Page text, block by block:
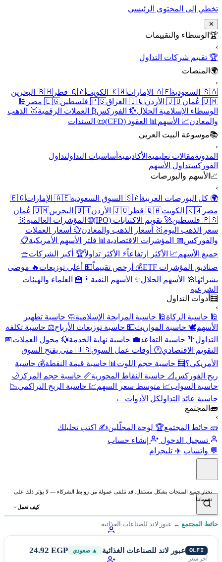
تخطي إلى المحتوى الرئيسي
✕
🏆 الوسطاء والتقييمات
›
🏆 تقييم شركات التداول
🌍 المنصات
›
🇸🇦 السعودية
🇦🇪 الإمارات 🇰🇼 الكويت 🇶🇦 قطر
🇧🇭 البحرين
🇴🇲 عُمان
🇯🇴 الأردن 🇮🇶 العراق 🇵🇸 فلسطين 🇪🇬 مصر
🕌
الوسطاء الإسلامية الحلال💱 الفوركس₿ العملات الرقمية🥇 الذهب
والمعادن📈 الأسهم 📊 العقود (CFD)
📜 السندات
📚موسوعة البيت العربي
›
المدونةمقالات تعليمية الأكاديمية أساسيات التداولتداول
الفوركستداول الأسهم
📈 الأسهم والبورصات
›
🌍 كل البورصات العربية🇸🇦 السوق السعودية 🇦🇪 الإمارات
🇪🇬
مصر 🇰🇼 الكويت 🇶🇦 قطر 🇯🇴 الأردن 🇧🇭 البحرين
🇴🇲 عُمان
🇵🇸 فلسطين
🚀 تقويم الاكتتابات (IPO) 🌐 المؤشرات العالمية🥇
سعر الذهب اليوم🥇 أسعار الذهب والمعادن💱 أسعار العملات
والفوركس📅 المؤشرات الاقتصادية 📊 فلتر الأسهم الأمريكية📋
جميع الأسهم📈 الأكثر ارتفاعاً⚡ الأكثر تداولاً🏆 أكبر الشركات🧺
صناديق المؤشرات ETF
💰 أرخص تقييماً💵 أعلى توزيعات 🔥 موصى
بشرائها🕌 الأسهم الحلال✨ الأسهم النقية 👨‍🏫 العلماء والهيئات
الشرعية
🧮 أدوات التداول
›
🕌 حاسبة الزكاة🕌 حاسبة المرابحة الإسلامية🧼 حاسبة تطهير
الأسهم🕊️ حاسبة المواريث💵 حاسبة توزيعات الأرباح⚖️ حاسبة تكلفة
التداول🌴 حاسبة التقاعد💼 حاسبة نهاية الخدمة💱 محول العملات📅
التقويم الاقتصادي🕐 أوقات عمل السوق
🇺🇸 متى يفتح السوق
الأمريكي؟🧮 حاسبة حجم اللوت 📊 حاسبة قيمة النقطة💰 حاسبة
ربح الفوركس 📐 حاسبة النقاط المحورية📏 حاسبة حجم المركز 🌙
حاسبة السواب📈 متوسط سعر السهم💹 حاسبة الربح التراكمي📉
حاسبة عائد التداولكل الأدوات ←
🧱 المجتمع
›
🧱 حائط المجتمع🏆 لوحة المحلّلين✍️ اكتب تحليلك
تسجيل الدخول
إنشاء حساب
💬 واتساب ✈️ تليجرام
نختار جميع المنتجات بشكل مستقل. قد نتلقى عمولة من روابط الشركاء — لا يؤثر ذلك على
تقييماتنا.
كيف نعمل
حائط المجتمع ← عبور لاند للصناعات الغذائية
OLFI عبور لاند للصناعات الغذائية ▲ صعودي 24.92 EGP
آخر سعر